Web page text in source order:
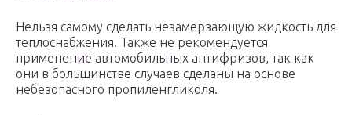
Нельзя самому сделать незамерзающую жидкость для
теплоснабжения. Также не рекомендуется
применение автомобильных антифризов, так как
они в большинстве случаев сделаны на основе
небезопасного пропиленгликоля.